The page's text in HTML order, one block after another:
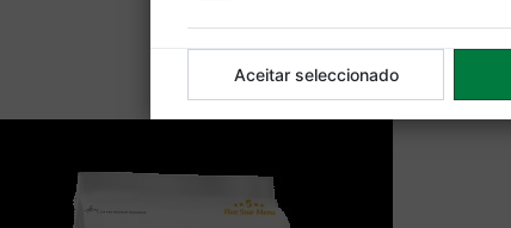
Aceitar seleccionado